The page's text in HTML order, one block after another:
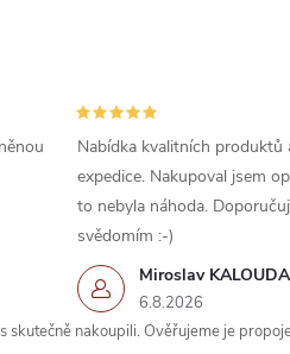
Miroslav KALOUDA
6.8.2026
Nabídka kvalitních produktů
expedice. Nakupoval jsem
to nebyla náhoda.
svědomím :-)
skutečně nakoupili. Ověřujeme je